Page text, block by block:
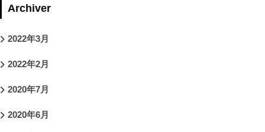
Archiver
2022年3月
2022年2月
2020年7月
2020年6月